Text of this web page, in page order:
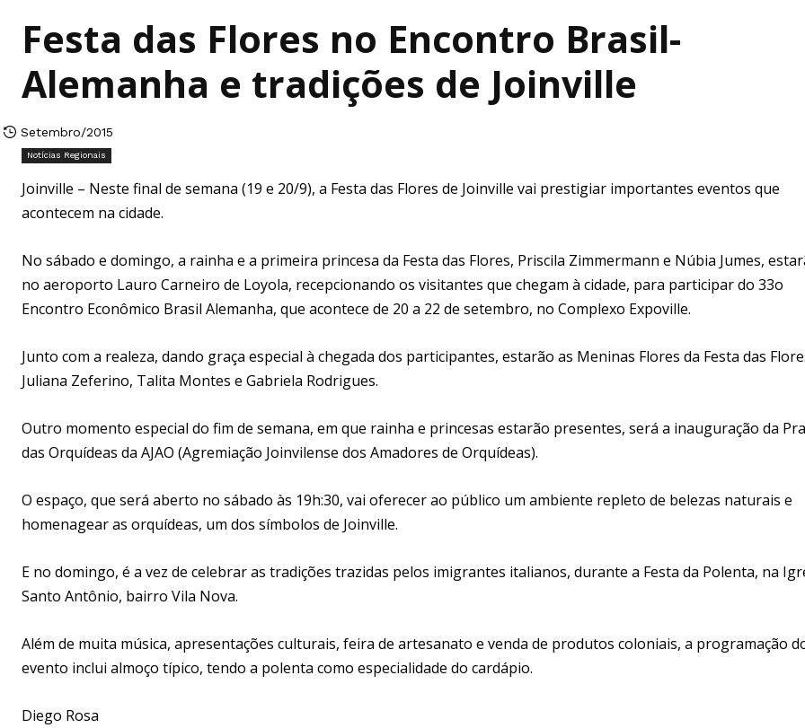
Festa das Flores no Encontro Brasil-
Alemanha e tradições de Joinville
Setembro/2015
Notícias Regionais
Joinville – Neste final de semana (19 e 20/9), a Festa das Flores de Joinville vai prestigiar importantes eventos que
acontecem na cidade.
No sábado e domingo, a rainha e a primeira princesa da Festa das Flores, Priscila Zimmermann e Núbia Jumes,
no aeroporto Lauro Carneiro de Loyola, recepcionando os visitantes que chegam à cidade, para participar do 33o
Encontro Econômico Brasil Alemanha, que acontece de 20 a 22 de setembro, no Complexo Expoville.
Junto com a realeza, dando graça especial à chegada dos participantes, estarão as Meninas Flores da Festa das
Juliana Zeferino, Talita Montes e Gabriela Rodrigues.
Outro momento especial do fim de semana, em que rainha e princesas estarão presentes, será a inauguração da
das Orquídeas da AJAO (Agremiação Joinvilense dos Amadores de Orquídeas).
O espaço, que será aberto no sábado às 19h:30, vai oferecer ao público um ambiente repleto de belezas naturais e
homenagear as orquídeas, um dos símbolos de Joinville.
E no domingo, é a vez de celebrar as tradições trazidas pelos imigrantes italianos, durante a Festa da Polenta, na
Santo Antônio, bairro Vila Nova.
Além de muita música, apresentações culturais, feira de artesanato e venda de produtos coloniais, a programação
evento inclui almoço típico, tendo a polenta como especialidade do cardápio.
Diego Rosa